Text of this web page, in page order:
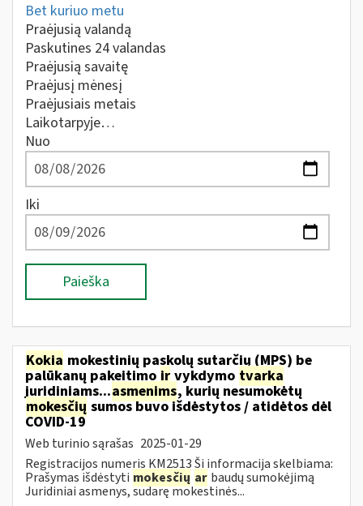
Bet kuriuo metu
Praėjusią valandą
Paskutines 24 valandas
Praėjusią savaitę
Praėjusį mėnesį
Praėjusiais metais
Laikotarpyje…
Nuo
Iki
Paieška
Kokia mokestinių paskolų sutarčių (MPS) be
palūkanų pakeitimo ir vykdymo tvarka
juridiniams...asmenims, kurių nesumokėtų
mokesčių sumos buvo išdėstytos / atidėtos dėl
COVID-19
Web turinio sąrašas 2025-01-29
Registracijos numeris KM2513 Ši informacija skelbiama:
Prašymas išdėstyti mokesčių ar baudų sumokėjimą
Juridiniai asmenys, sudarę mokestinės...